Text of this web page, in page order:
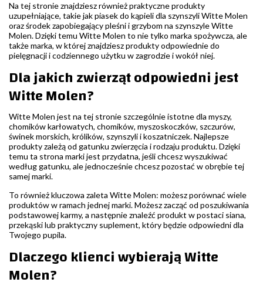
Na tej stronie znajdziesz również praktyczne produkty
uzupełniające, takie jak piasek do kąpieli dla szynszyli Witte Molen
oraz środek zapobiegający pleśni i grzybom na szynszyle Witte
Molen. Dzięki temu Witte Molen to nie tylko marka spożywcza, ale
także marka, w której znajdziesz produkty odpowiednie do
pielęgnacji i codziennego użytku w zagrodzie i wokół niej.
Dla jakich zwierząt odpowiedni jest
Witte Molen?
Witte Molen jest na tej stronie szczególnie istotne dla myszy,
chomików karłowatych, chomików, myszoskoczków, szczurów,
świnek morskich, królików, szynszyli i koszatniczek. Najlepsze
produkty zależą od gatunku zwierzęcia i rodzaju produktu. Dzięki
temu ta strona marki jest przydatna, jeśli chcesz wyszukiwać
według gatunku, ale jednocześnie chcesz pozostać w obrębie tej
samej marki.
To również kluczowa zaleta Witte Molen: możesz porównać wiele
produktów w ramach jednej marki. Możesz zacząć od poszukiwania
podstawowej karmy, a następnie znaleźć produkt w postaci siana,
przekąski lub praktyczny suplement, który będzie odpowiedni dla
Twojego pupila.
Dlaczego klienci wybierają Witte
Molen?